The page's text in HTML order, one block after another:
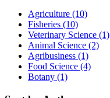
Agriculture (10)
Fisheries (10)
Veterinary Science (1)
Animal Science (2)
Agribusiness (1)
Food Science (4)
Botany (1)